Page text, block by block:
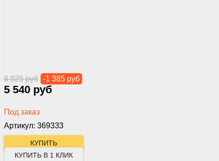
6 925 руб -1 385 руб
5 540 руб
Под заказ
Артикул: 369333
КУПИТЬ В 1 КЛИК